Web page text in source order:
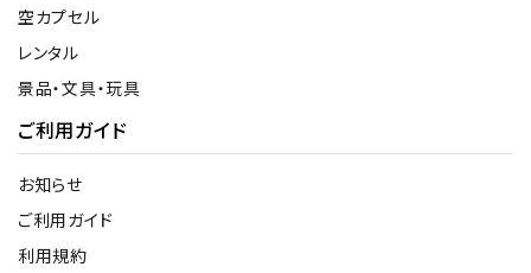
空カプセル
レンタル
景品・文具・玩具
ご利用ガイド
お知らせ
ご利用ガイド
利用規約